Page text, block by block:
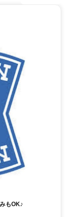
もOK♪